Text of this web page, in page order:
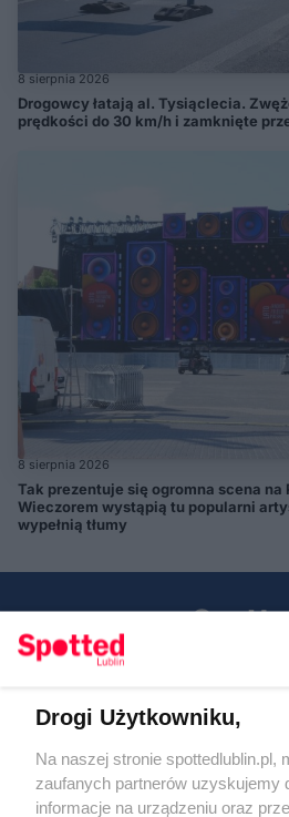
8 sierpnia 2026
Drogowcy łatają al. Tysiąclecia.
prędkości do 30 km/h i zamknięte
8 sierpnia 2026
Tak prezentuje się ogromna scena na
Wieczorem wystąpią tu popularni
wypełnią tłumy
Regulamin
Polityka prywatności
RODO
Warunki korzystania z treści
Drogi Użytkowniku,
Na naszej stronie spottedlublin.pl,
zaufanych partnerów uzyskujemy
informacje na urządzeniu oraz